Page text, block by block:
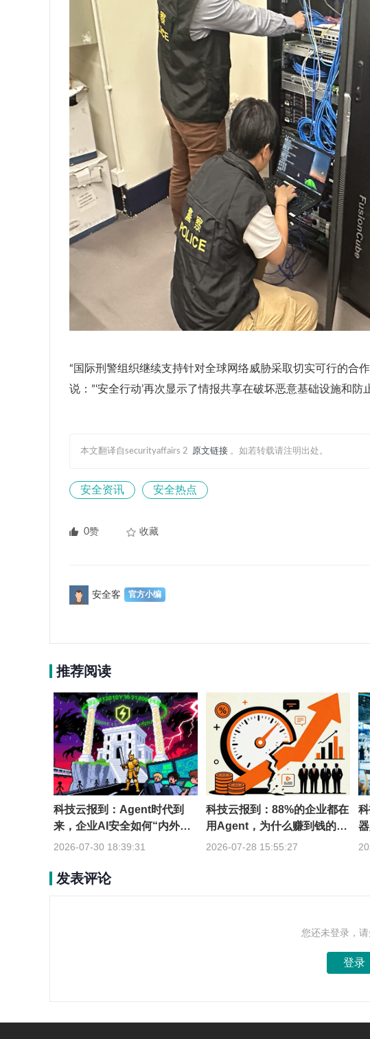
“国际刑警组织继续支持针对全球网络威胁采取切实可行的合
说：”‘安全行动’再次显示了情报共享在破坏恶意基础设施和
本文翻译自securityaffairs 2 原文链接 。如若转载请注明出处。
安全资讯 安全热点
0赞 收藏
安全客
推荐阅读
科技云报到：Agent时代到
来，企业AI安全如何“内外兼
修”？
2026-07-30 18:39:31
科技云报到：88%的企业都在
用Agent，为什么赚到钱的不
到一成？
2026-07-28 15:55:27
发表评论
您还未登录，请
登录